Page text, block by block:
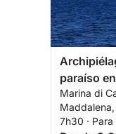
paraíso
Marina di
7h30 ·